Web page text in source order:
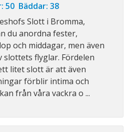
50 Bäddar: 38
Slott i Bromma,
du anordna fester,
och middagar, men även
slottets flyglar. Fördelen
litet slott är att även
förblir intima och
från våra vackra o ...